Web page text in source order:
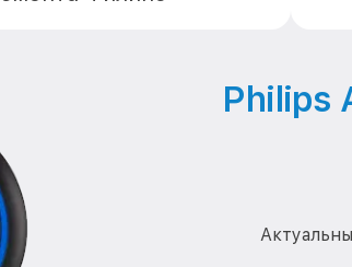
Philips